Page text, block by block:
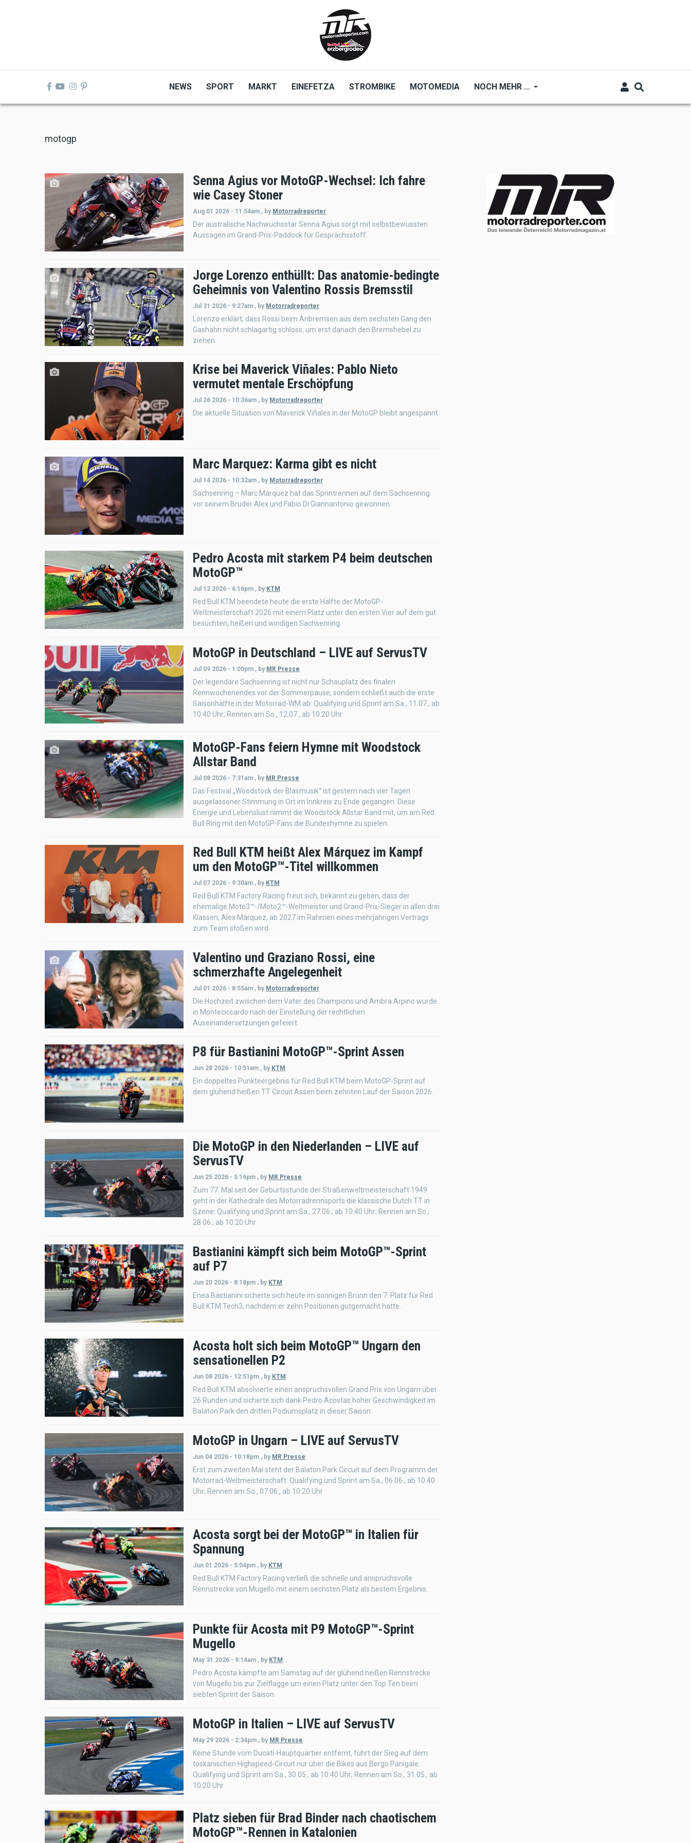
NEWS SPORT MARKT EINEFETZA STROMBIKE MOTOMEDIA NOCH MEHR ...
motogp
Senna Agius vor MotoGP-Wechsel: Ich fahre
wie Casey Stoner
Aug 01 2026 - 11:54am , by Motorradreporter
Der australische Nachwuchsstar Senna Agius sorgt mit selbstbewussten
Aussagen im Grand-Prix-Paddock für Gesprächsstoff.
Jorge Lorenzo enthüllt: Das anatomie-bedingte
Geheimnis von Valentino Rossis Bremsstil
Jul 31 2026 - 9:27am , by Motorradreporter
Lorenzo erklärt, dass Rossi beim Anbremsen aus dem sechsten Gang den
Gashahn nicht schlagartig schloss, um erst danach den Bremshebel zu
ziehen.
Krise bei Maverick Viñales: Pablo Nieto
vermutet mentale Erschöpfung
Jul 26 2026 - 10:36am , by Motorradreporter
Die aktuelle Situation von Maverick Viñales in der MotoGP bleibt angespannt.
Marc Marquez: Karma gibt es nicht
Jul 14 2026 - 10:32am , by Motorradreporter
Sachsenring – Marc Márquez hat das Sprintrennen auf dem Sachsenring
vor seinem Bruder Alex und Fabio Di Giannantonio gewonnen.
Pedro Acosta mit starkem P4 beim deutschen
MotoGP™
Jul 12 2026 - 6:16pm , by KTM
Red Bull KTM beendete heute die erste Hälfte der MotoGP-
Weltmeisterschaft 2026 mit einem Platz unter den ersten Vier auf dem gut
besuchten, heißen und windigen Sachsenring.
MotoGP in Deutschland – LIVE auf ServusTV
Jul 09 2026 - 1:00pm , by MR Presse
Der legendäre Sachsenring ist nicht nur Schauplatz des finalen
Rennwochenendes vor der Sommerpause, sondern schließt auch die erste
Saisonhälfte in der Motorrad-WM ab: Qualifying und Sprint am Sa., 11.07., ab
10:40 Uhr; Rennen am So., 12.07., ab 10:20 Uhr
MotoGP-Fans feiern Hymne mit Woodstock
Allstar Band
Jul 08 2026 - 7:31am , by MR Presse
Das Festival „Woodstock der Blasmusik“ ist gestern nach vier Tagen
ausgelassener Stimmung in Ort im Innkreis zu Ende gegangen. Diese
Energie und Lebenslust nimmt die Woodstock Allstar Band mit, um am Red
Bull Ring mit den MotoGP-Fans die Bundeshymne zu spielen.
Red Bull KTM heißt Alex Márquez im Kampf
um den MotoGP™-Titel willkommen
Jul 07 2026 - 9:30am , by KTM
Red Bull KTM Factory Racing freut sich, bekannt zu geben, dass der
ehemalige Moto3™-/Moto2™-Weltmeister und Grand-Prix-Sieger in allen drei
Klassen, Alex Márquez, ab 2027 im Rahmen eines mehrjährigen Vertrags
zum Team stoßen wird.
Valentino und Graziano Rossi, eine
schmerzhafte Angelegenheit
Jul 01 2026 - 8:55am , by Motorradreporter
Die Hochzeit zwischen dem Vater des Champions und Ambra Arpino wurde
in Monteciccardo nach der Einstellung der rechtlichen
Auseinandersetzungen gefeiert.
P8 für Bastianini MotoGP™-Sprint Assen
Jun 28 2026 - 10:51am , by KTM
Ein doppeltes Punkteergebnis für Red Bull KTM beim MotoGP-Sprint auf
dem glühend heißen TT Circuit Assen beim zehnten Lauf der Saison 2026.
Die MotoGP in den Niederlanden – LIVE auf
ServusTV
Jun 25 2026 - 5:16pm , by MR Presse
Zum 77. Mal seit der Geburtsstunde der Straßenweltmeisterschaft 1949
geht in der Kathedrale des Motorradrennsports die klassische Dutch TT in
Szene: Qualifying und Sprint am Sa., 27.06., ab 10:40 Uhr; Rennen am So.,
28.06., ab 10:20 Uhr
Bastianini kämpft sich beim MotoGP™-Sprint
auf P7
Jun 20 2026 - 8:18pm , by KTM
Enea Bastianini sicherte sich heute im sonnigen Brünn den 7. Platz für Red
Bull KTM Tech3, nachdem er zehn Positionen gutgemacht hatte.
Acosta holt sich beim MotoGP™ Ungarn den
sensationellen P2
Jun 08 2026 - 12:51pm , by KTM
Red Bull KTM absolvierte einen anspruchsvollen Grand Prix von Ungarn über
26 Runden und sicherte sich dank Pedro Acostas hoher Geschwindigkeit im
Balaton Park den dritten Podiumsplatz in dieser Saison.
MotoGP in Ungarn – LIVE auf ServusTV
Jun 04 2026 - 10:18pm , by MR Presse
Erst zum zweiten Mal steht der Balaton Park Circuit auf dem Programm der
Motorrad-Weltmeisterschaft: Qualifying und Sprint am Sa., 06.06., ab 10:40
Uhr; Rennen am So., 07.06., ab 10:20 Uhr
Acosta sorgt bei der MotoGP™ in Italien für
Spannung
Jun 01 2026 - 5:04pm , by KTM
Red Bull KTM Factory Racing verließ die schnelle und anspruchsvolle
Rennstrecke von Mugello mit einem sechsten Platz als bestem Ergebnis.
Punkte für Acosta mit P9 MotoGP™-Sprint
Mugello
May 31 2026 - 9:14am , by KTM
Pedro Acosta kämpfte am Samstag auf der glühend heißen Rennstrecke
von Mugello bis zur Zielflagge um einen Platz unter den Top Ten beim
siebten Sprint der Saison.
MotoGP in Italien – LIVE auf ServusTV
May 29 2026 - 2:34pm , by MR Presse
Keine Stunde vom Ducati-Hauptquartier entfernt, führt der Sieg auf dem
toskanischen Highspeed-Circuit nur über die Bikes aus Borgo Panigale.
Qualifying und Sprint am Sa., 30.05., ab 10:40 Uhr; Rennen am So., 31.05., ab
10:20 Uhr
Platz sieben für Brad Binder nach chaotischem
MotoGP™-Rennen in Katalonien